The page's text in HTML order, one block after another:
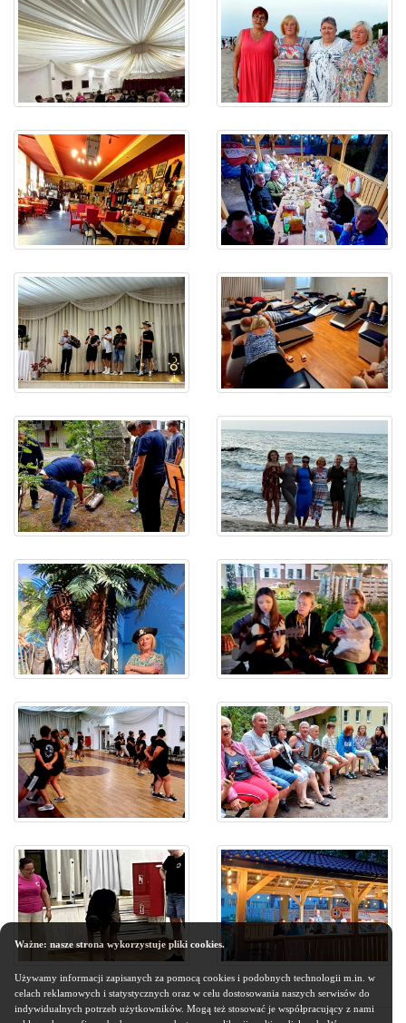
Ważne: nasze strona wykorzystuje pliki cookies.
Używamy informacji zapisanych za pomocą cookies i podobnych technologii m.in. w
celach reklamowych i statystycznych oraz w celu dostosowania naszych serwisów do
indywidualnych potrzeb użytkowników. Mogą też stosować je współpracujący z nami